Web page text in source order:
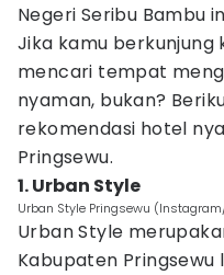
Negeri Seribu Bambu
Jika kamu berkunjung
mencari tempat
nyaman, bukan?
rekomendasi hotel
Pringsewu.
1. Urban Style
Urban Style Pringsewu
Urban Style
Kabupaten